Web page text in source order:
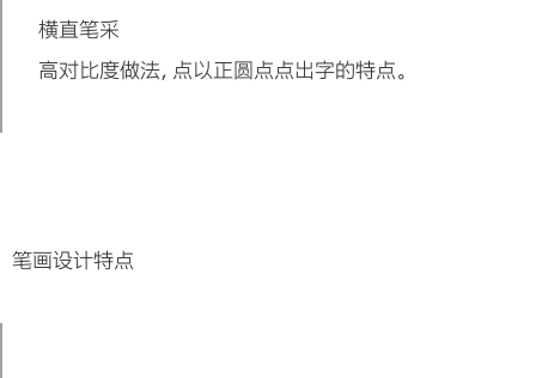
横直笔采
高对比度做法，点以正圆点点出字的特点。
笔画设计特点